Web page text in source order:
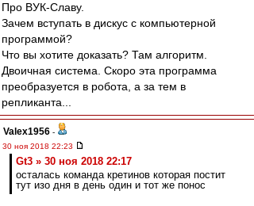
Про ВУК-Славу.
Зачем вступать в дискус с компьютерной
программой?
Что вы хотите доказать? Там алгоритм.
Двоичная система. Скоро эта программа
преобразуется в робота, а за тем в
репликанта...
Valex1956 -
30 ноя 2018 22:23
Gt3 » 30 ноя 2018 22:17
осталась команда кретинов которая постит
тут изо дня в день один и тот же понос